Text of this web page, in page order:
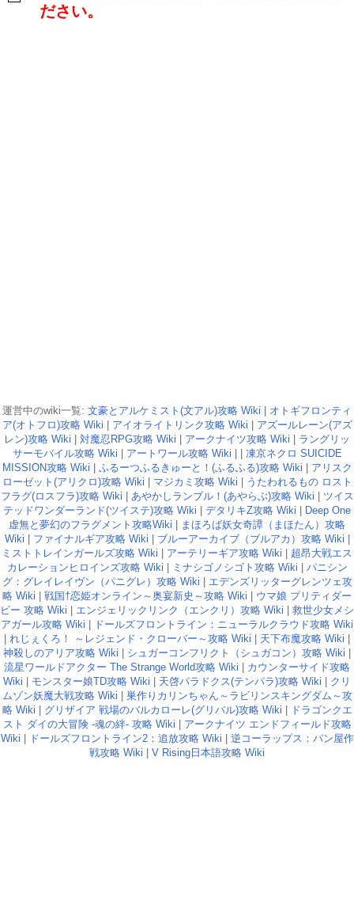
ださい。
運営中のwiki一覧: 文豪とアルケミスト(文アル)攻略 Wiki
オトギフロンティ
ア(オトフロ)攻略 Wiki
アイオライトリンク攻略 Wiki
アズールレーン(アズ
レン)攻略 Wiki
対魔忍RPG攻略 Wiki アークナイツ攻略 Wiki
ラングリッ
サーモバイル攻略 Wiki
アートワール攻略 Wiki
凍京ネクロ SUICIDE
MISSION攻略 Wiki
ふるーつふるきゅーと！(ふるふる)攻略 Wiki
アリスク
ローゼット(アリクロ)攻略 Wiki
マジカミ攻略 Wiki
うたわれるもの ロスト
フラグ(ロスフラ)攻略 Wiki
あやかしランブル！(あやらぶ)攻略 Wiki
ツイス
テッドワンダーランド(ツイステ)攻略 Wiki
デタリキZ攻略 Wiki
Deep One
虚無と夢幻のフラグメント攻略Wiki
まほろば妖女奇譚（まほたん）攻略
Wiki
ファイナルギア攻略 Wiki ブルーアーカイブ（ブルアカ）攻略 Wiki
ミストトレインガールズ攻略 Wiki
アーテリーギア攻略 Wiki
超昂大戦エス
カレーションヒロインズ攻略 Wiki
ミナシゴノシゴト攻略 Wiki
パニシン
グ：グレイレイヴン（パニグレ）攻略 Wiki
エデンズリッターグレンツェ攻
略 Wiki
戦国†恋姫オンライン～奥宴新史～攻略 Wiki
ウマ娘 プリティダー
ビー 攻略 Wiki
エンジェリックリンク（エンクリ）攻略 Wiki
救世少女メシ
アガール攻略 Wiki
ドールズフロントライン：ニューラルクラウド攻略 Wiki
れじぇくろ！ ～レジェンド・クローバー～攻略 Wiki 天下布魔攻略 Wiki
神殺しのアリア攻略 Wiki
シュガーコンフリクト（シュガコン）攻略 Wiki
流星ワールドアクター The Strange World攻略 Wiki
カウンターサイド攻略
Wiki
モンスター娘TD攻略 Wiki 天啓パラドクス(テンパラ)攻略 Wiki
クリ
ムゾン妖魔大戦攻略 Wiki
巣作りカリンちゃん～ラビリンスキングダム～攻
略 Wiki
グリザイア 戦場のバルカローレ(グリバル)攻略 Wiki
ドラゴンクエ
スト ダイの大冒険 -魂の絆- 攻略 Wiki
アークナイツ エンドフィールド攻略
Wiki
ドールズフロントライン2：追放攻略 Wiki
逆コーラップス：パン屋作
戦攻略 Wiki
V Rising日本語攻略 Wiki